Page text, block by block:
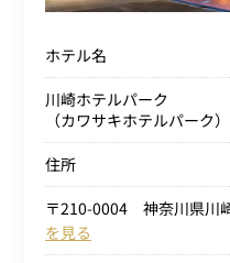
ホテル名
川崎ホテルパーク
（カワサキホテルパーク）
住所
〒210-0004 神奈川県川
を見る